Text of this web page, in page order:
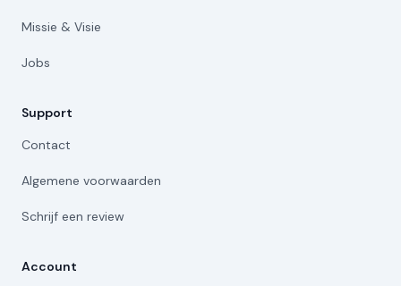
Missie & Visie
Jobs
Support
Contact
Algemene voorwaarden
Schrijf een review
Account